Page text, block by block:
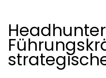
Headhunter